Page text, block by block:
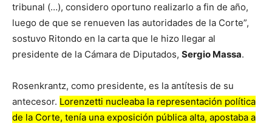
tribunal (…), considero oportuno realizarlo a fin de año,
luego de que se renueven las autoridades de la Corte”,
sostuvo Ritondo en la carta que le hizo llegar al
presidente de la Cámara de Diputados, Sergio Massa.
Rosenkrantz, como presidente, es la antítesis de su
antecesor. Lorenzetti nucleaba la representación política
de la Corte, tenía una exposición pública alta, apostaba a